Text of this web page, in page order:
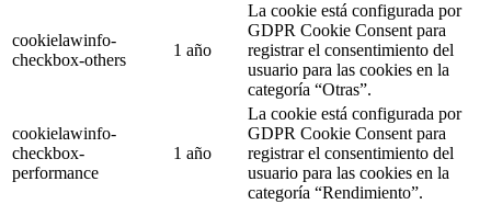
cookielawinfo-
checkbox-others
1 año
La cookie está configurada por
GDPR Cookie Consent para
registrar el consentimiento del
usuario para las cookies en la
categoría “Otras”.
cookielawinfo-
checkbox-
performance
1 año
La cookie está configurada por
GDPR Cookie Consent para
registrar el consentimiento del
usuario para las cookies en la
categoría “Rendimiento”.